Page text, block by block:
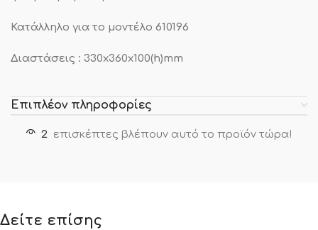
Κατάλληλο για το μοντέλο 610196
Διαστάσεις : 330x360x100(h)mm
Επιπλέον πληροφορίες
2 επισκέπτες βλέπουν αυτό το προϊόν τώρα!
Δείτε επίσης